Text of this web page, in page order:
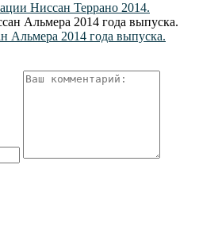
Ниссан Террано 2014.
Альмера 2014 года выпуска.